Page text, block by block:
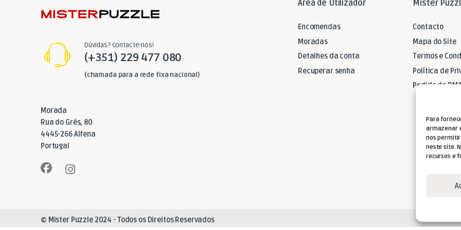
Para
armazenar
nos
neste site.
recursos e
Dúvidas? Contacte-nos!
(+351) 229 477 080
(chamada para a rede fixa nacional)
Morada
Rua do Grés, 80
4445-266 Alfena
Portugal
Área de Utilizador
Encomendas
Moradas
Detalhes da conta
Recuperar senha
Mister
Contacto
Mapa do Site
Termos e
Política de
Pedido de
© Mister Puzzle 2024 - Todos os Direitos Reservados